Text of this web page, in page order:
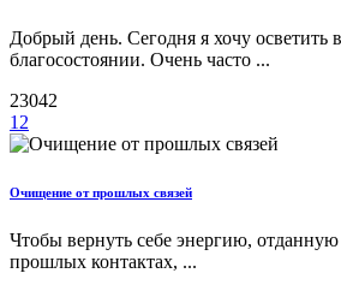
Добрый день. Сегодня я хочу осветить
благосостоянии. Очень часто ...
23042
12
Очищение от прошлых связей
Чтобы вернуть себе энергию,
прошлых контактах, ...